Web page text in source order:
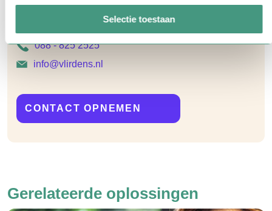
Selectie toestaan
Jorien van den Heuvel helpt
je graag verder!
088 - 825 2525
info@vlirdens.nl
CONTACT OPNEMEN
Gerelateerde oplossingen